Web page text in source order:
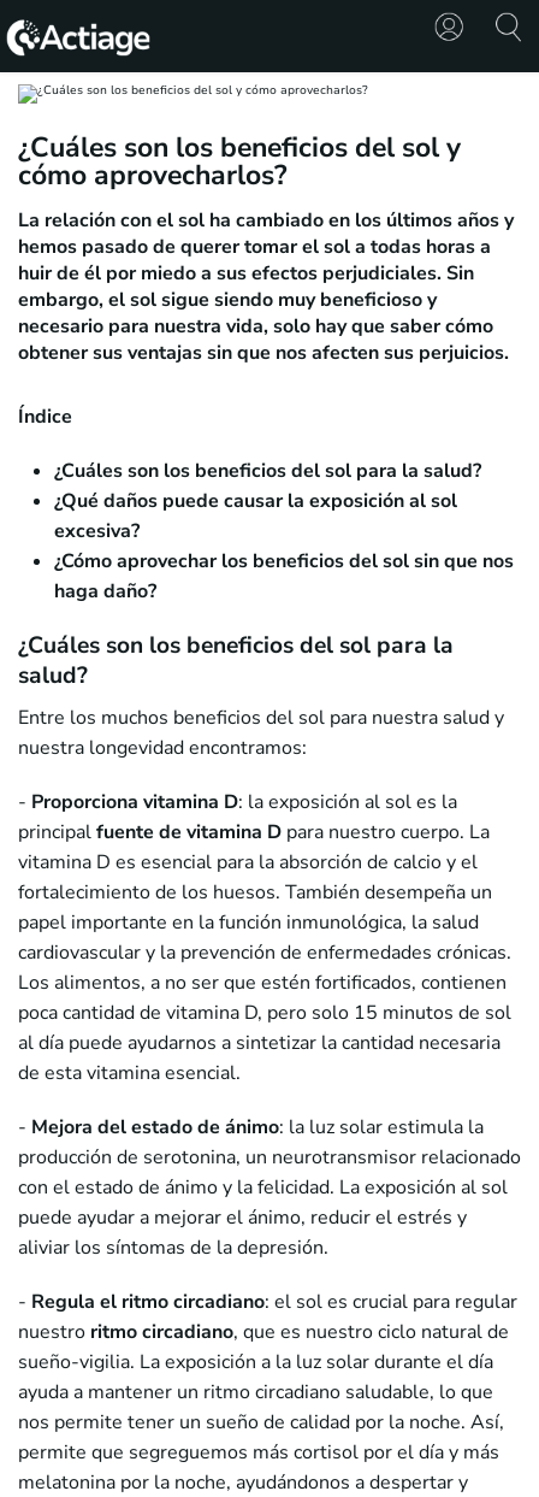
TRATAMIENTOS
CONSULTA
CONOCE
ACTIAGE
¿Cuáles son los beneficios del sol y
cómo aprovecharlos?
La relación con el sol ha cambiado en los últimos años y
hemos pasado de querer tomar el sol a todas horas a
huir de él por miedo a sus efectos perjudiciales. Sin
embargo, el sol sigue siendo muy beneficioso y
necesario para nuestra vida, solo hay que saber cómo
obtener sus ventajas sin que nos afecten sus perjuicios.
Índice
¿Cuáles son los beneficios del sol para la salud?
¿Qué daños puede causar la exposición al sol
excesiva?
¿Cómo aprovechar los beneficios del sol sin que nos
haga daño?
¿Cuáles son los beneficios del sol para la
salud?
Entre los muchos beneficios del sol para nuestra salud y
nuestra longevidad encontramos:
- Proporciona vitamina D: la exposición al sol es la
principalfuente de vitamina D para nuestro cuerpo. La
vitamina D es esencial para la absorción de calcio y el
fortalecimiento de los huesos. También desempeña un
papel importante en la función inmunológica, la salud
cardiovascular y la prevención de enfermedades crónicas.
Los alimentos, a no ser que estén fortificados, contienen
poca cantidad de vitamina D, pero solo 15 minutos de sol
al día puede ayudarnos a sintetizar la cantidad necesaria
de esta vitamina esencial.
- Mejora del estado de ánimo: la luz solar estimula la
producción de serotonina, un neurotransmisor relacionado
con el estado de ánimo y la felicidad. La exposición al sol
puede ayudar a mejorar el ánimo, reducir el estrés y
aliviar los síntomas de la depresión.
- Regula el ritmo circadiano: el sol es crucial para regular
nuestro ritmo circadiano, que es nuestro ciclo natural de
sueño-vigilia. La exposición a la luz solar durante el día
ayuda a mantener un ritmo circadiano saludable, lo que
nos permite tener un sueño de calidad por la noche. Así,
permite que segreguemos más cortisol por el día y más
melatonina por la noche, ayudándonos a despertar y